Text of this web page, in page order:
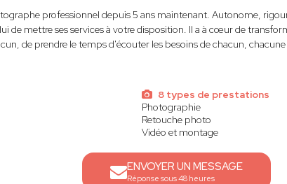
professionnel depuis 5 ans maintenant. Autonome,
de mettre ses services à votre disposition. Il a à cœur de
de prendre le temps d'écouter les besoins de chacun,
8 types de prestations
Photographie
Retouche photo
Vidéo et montage
ENVOYER UN MESSAGE
Réponse sous 48 heures